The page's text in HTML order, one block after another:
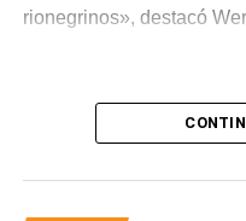
rionegrinos», destacó